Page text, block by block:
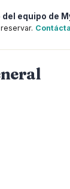
del equipo de